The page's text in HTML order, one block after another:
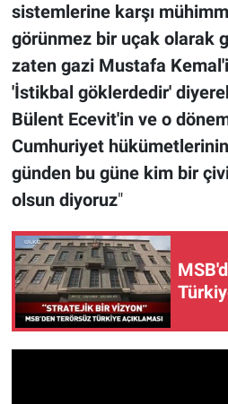
sistemlerine karşı
görünmez bir uçak olarak
zaten gazi Mustafa
'İstikbal göklerdedir'
Bülent Ecevit'in ve o
Cumhuriyet hükümetlerinin
günden bu güne kim bir
olsun diyoruz"